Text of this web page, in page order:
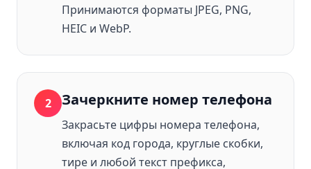
Принимаются форматы JPEG, PNG,
HEIC и WebP.
2 Зачеркните номер телефона
Закрасьте цифры номера телефона,
включая код города, круглые скобки,
тире и любой текст префикса,